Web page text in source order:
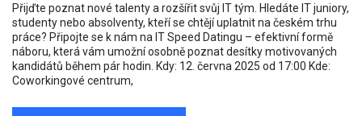
Přijďte poznat nové talenty a rozšířit svůj IT tým. Hledáte IT juniory,
studenty nebo absolventy, kteří se chtějí uplatnit na českém trhu
práce? Připojte se k nám na IT Speed Datingu – efektivní formě
náboru, která vám umožní osobně poznat desítky motivovaných
kandidátů během pár hodin. Kdy: 12. června 2025 od 17:00 Kde:
Coworkingové centrum,